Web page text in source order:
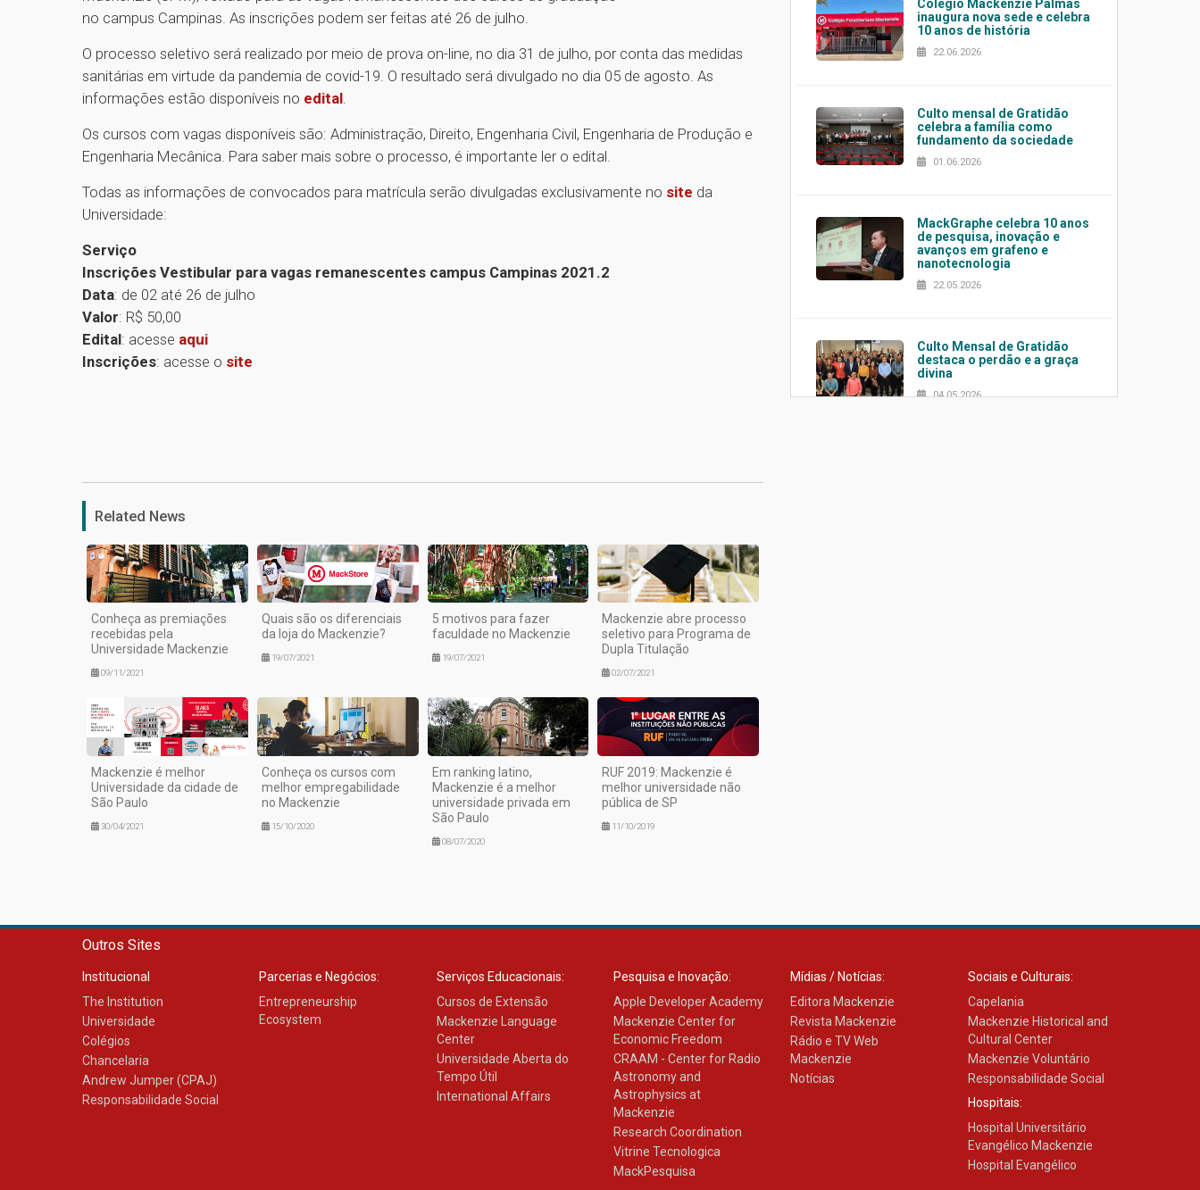
no campus Campinas. As inscrições podem ser feitas até 26 de julho.
O processo seletivo será realizado por meio de prova on-line, no dia 31 de julho, por conta das medidas
sanitárias em virtude da pandemia de covid-19. O resultado será divulgado no dia 05 de agosto. As
informações estão disponíveis no edital
Os cursos com vagas disponíveis são: Administração, Direito, Engenharia Civil, Engenharia de Produção e
Engenharia Mecânica. Para saber mais sobre o processo, é importante ler o edital.
Todas as informações de convocados para matrícula serão divulgadas exclusivamente no site da
Universidade:
Serviço
Inscrições Vestibular para vagas remanescentes campus Campinas 2021.2
Data: de 02 até 26 de julho
Valor: R$ 50,00
Edital: acesse aqui
Inscrições: acesse o site
Related News
Conheça as premiações
recebidas pela
Universidade Mackenzie
09/11/2021
Quais são os diferenciais
da loja do Mackenzie?
19/07/2021
5 motivos para fazer
faculdade no Mackenzie
19/07/2021
Mackenzie abre processo
seletivo para Programa de
Dupla Titulação
02/07/2021
Mackenzie é melhor
Universidade da cidade de
São Paulo
30/04/2021
Conheça os cursos com
melhor empregabilidade
no Mackenzie
15/10/2020
Em ranking latino,
Mackenzie é a melhor
universidade privada em
São Paulo
08/07/2020
RUF 2019: Mackenzie é
melhor universidade não
pública de SP
11/10/2019
Colégio Mackenzie Palmas
inaugura nova sede e celebra
10 anos de história
22.06.2026
Culto mensal de Gratidão
celebra a família como
fundamento da sociedade
01.06.2026
MackGraphe celebra 10 anos
de pesquisa, inovação e
avanços em grafeno e
nanotecnologia
22.05.2026
Culto Mensal de Gratidão
destaca o perdão e a graça
divina
04.05.2026
semestre de 2026
Outros Sites
Institucional
The Institution
Universidade
Colégios
Chancelaria
Andrew Jumper (CPAJ)
Responsabilidade Social
Parcerias e Negócios:
Entrepreneurship
Ecosystem
Serviços Educacionais:
Cursos de Extensão
Mackenzie Language
Center
Universidade Aberta do
Tempo Útil
International Affairs
Pesquisa e Inovação:
Apple Developer Academy
Mackenzie Center for
Economic Freedom
CRAAM - Center for Radio
Astronomy and
Astrophysics at
Mackenzie
Research Coordination
Vitrine Tecnologica
MackPesquisa
Mídias / Notícias:
Editora Mackenzie
Revista Mackenzie
Rádio e TV Web
Mackenzie
Notícias
Sociais e Culturais:
Capelania
Mackenzie Historical and
Cultural Center
Mackenzie Voluntário
Responsabilidade Social
Hospitais:
Hospital Universitário
Evangélico Mackenzie
Hospital Evangélico